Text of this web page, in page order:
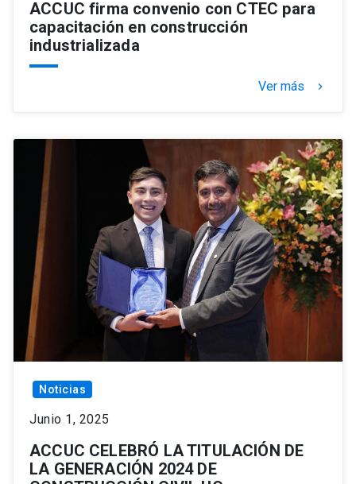
ACCUC firma convenio con CTEC para
capacitación en construcción
industrializada
Ver más keyboard_arrow_right
Noticias
Junio 1, 2025
ACCUC CELEBRÓ LA TITULACIÓN DE
LA GENERACIÓN 2024 DE